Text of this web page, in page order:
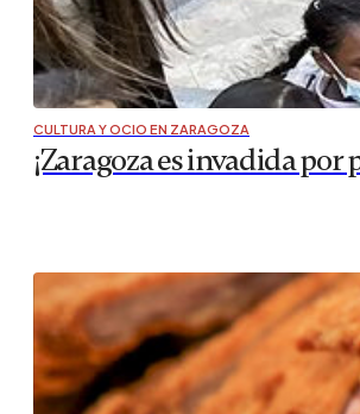
CULTURA Y OCIO EN ZARAGOZA
¡Zaragoza es invadida por